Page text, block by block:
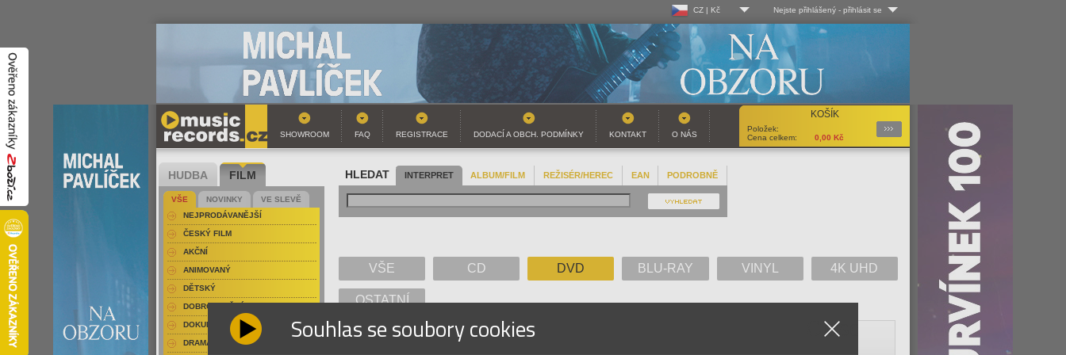
CZ | Kč
CZ | Kč
SK | EUR
Nejste přihlášený - přihlásit se
Log-in
Uživ. jméno:
Heslo:
Registrace
KOŠÍK
Položek:
Cena celkem:
0,00 Kč
Podrobnosti
SHOWROOM
FAQ REGISTRACE DODACÍ A OBCH. PODMÍNKY KONTAKT O NÁS
HLEDAT INTERPRET ALBUM/FILM REŽISÉR/HEREC EAN PODROBNĚ
VŠE CD DVD BLU-RAY VINYL 4K UHD
OSTATNÍ
G
HUDBA FILM
VŠE NOVINKY
VE SLEVĚ
NEJPRODÁVANĚJŠÍ
ČESKÝ FILM
AKČNÍ
ANIMOVANÝ
DĚTSKÝ
DOBRODRUŽNÝ
DOKUMENT-PŘÍRODOPISNÝ
DRAMA Souhlas se soubory cookies Close